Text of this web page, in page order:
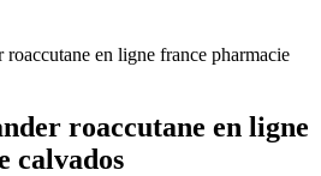
roaccutane en ligne france pharmacie
roaccutane en ligne
calvados